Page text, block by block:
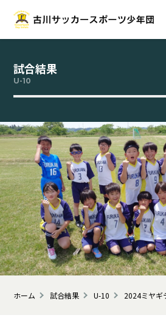
試合結果
U-10
ホーム 試合結果 U-10 2024ミヤギ